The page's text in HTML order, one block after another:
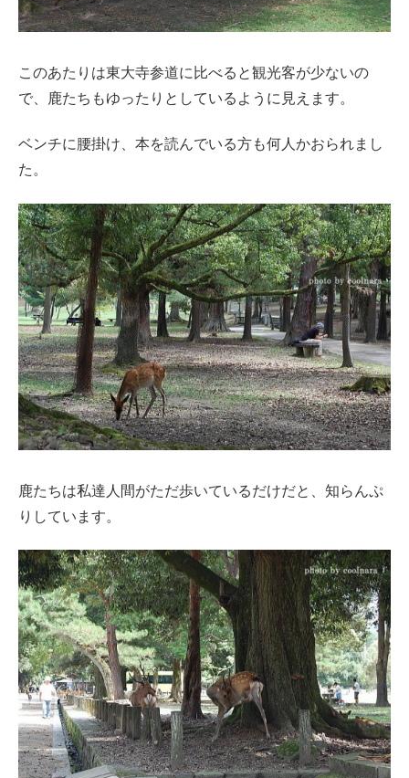
このあたりは東大寺参道に比べると観光客が少ないの
で、鹿たちもゆったりとしているように見えます。
ベンチに腰掛け、本を読んでいる方も何人かおられまし
た。
鹿たちは私達人間がただ歩いているだけだと、知らんぷ
りしています。